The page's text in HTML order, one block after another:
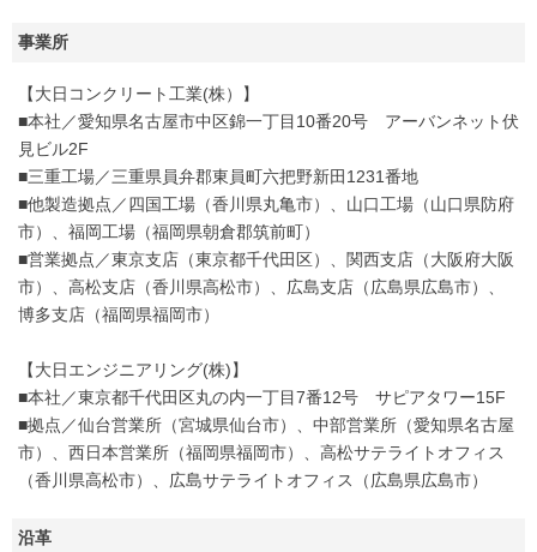
事業所
【大日コンクリート工業(株）】
■本社／愛知県名古屋市中区錦一丁目10番20号 アーバンネット伏
見ビル2F
■三重工場／三重県員弁郡東員町六把野新田1231番地
■他製造拠点／四国工場（香川県丸亀市）、山口工場（山口県防府
市）、福岡工場（福岡県朝倉郡筑前町）
■営業拠点／東京支店（東京都千代田区）、関西支店（大阪府大阪
市）、高松支店（香川県高松市）、広島支店（広島県広島市）、
博多支店（福岡県福岡市）
【大日エンジニアリング(株)】
■本社／東京都千代田区丸の内一丁目7番12号 サピアタワー15F
■拠点／仙台営業所（宮城県仙台市）、中部営業所（愛知県名古屋
市）、西日本営業所（福岡県福岡市）、高松サテライトオフィス
（香川県高松市）、広島サテライトオフィス（広島県広島市）
沿革